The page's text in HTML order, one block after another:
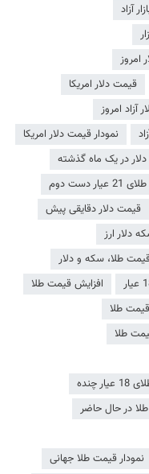
آزاد
امروز
قیمت دلار امریکا
آزاد امروز
نمودار قیمت دلار امریکا
در یک ماه گذشته
دست دوم
قیمت دلار دقایقی پیش
دلار ارز
طلا، سکه و دلار
افزایش قیمت طلا
طلا
طلا
چنده
در حال حاضر
نمودار قیمت طلا جهانی